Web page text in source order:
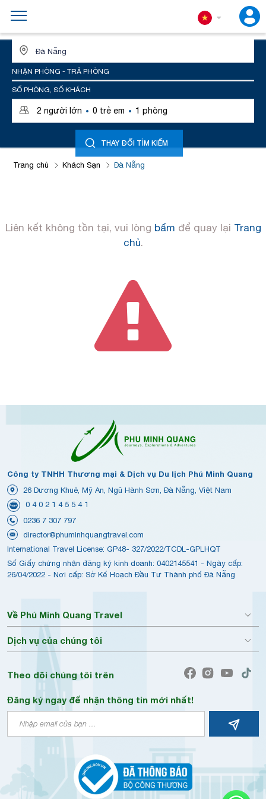
NHẬN PHÒNG - TRẢ PHÒNG
SỐ PHÒNG, SỐ KHÁCH
2 người lớn · 0 trẻ em · 1 phòng
THAY ĐỔI TÌM KIẾM
Trang chủ Khách Sạn Đà Nẵng
Liên kết không tồn tại, vui lòng bấm để quay lại Trang
chủ.
Công ty TNHH Thương mại & Dịch vụ Du lịch Phú Minh Quang
26 Dương Khuê, Mỹ An, Ngũ Hành Sơn, Đà Nẵng, Việt Nam
0 4 0 2 1 4 5 5 4 1
0236 7 307 797
director@phuminhquangtravel.com
International Travel License: GP48- 327/2022/TCDL-GPLHQT
Số Giấy chứng nhận đăng ký kinh doanh: 0402145541 - Ngày cấp:
26/04/2022 - Nơi cấp: Sở Kế Hoạch Đầu Tư Thành phố Đà Nẵng
Về Phú Minh Quang Travel
Dịch vụ của chúng tôi
Theo dõi chúng tôi trên
Đăng ký ngay để nhận thông tin mới nhất!